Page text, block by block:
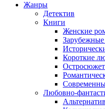
Жанры
Детектив
Книги
Женские
Короткие
Любовно-